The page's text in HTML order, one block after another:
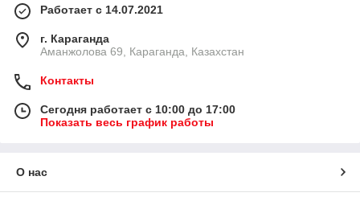
Работает с 14.07.2021
г. Караганда
Аманжолова 69, Караганда, Казахстан
Контакты
Сегодня работает с 10:00 до 17:00
Показать весь график работы
О нас